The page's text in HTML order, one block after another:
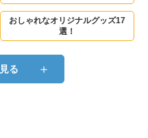
おしゃれなオリジナルグッズ17
選！
る ＋